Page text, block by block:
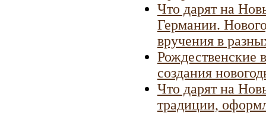
Что дарят на
Германии.
вручения в
Рождественские
создания
Что дарят на
традиции,